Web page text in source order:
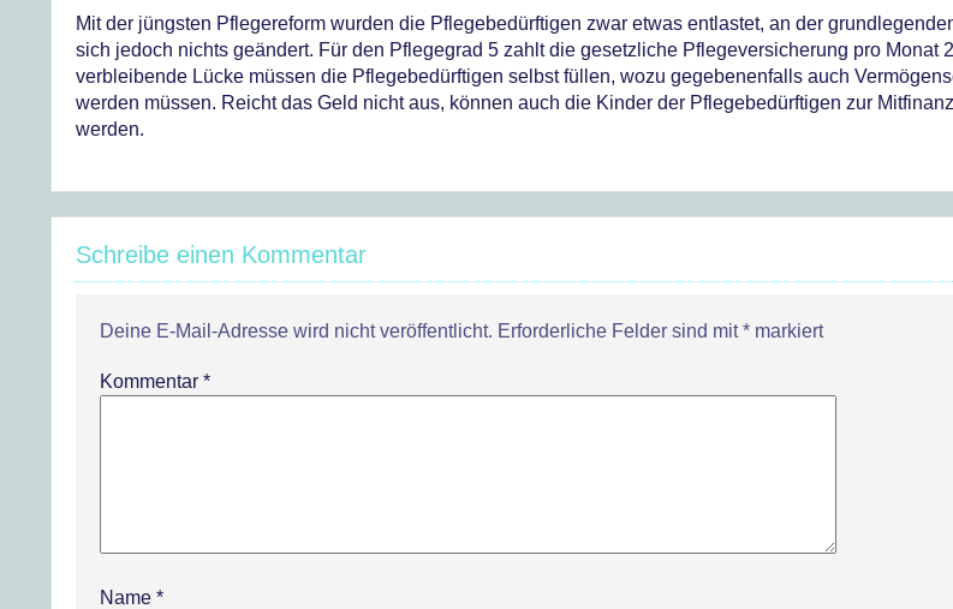
Mit der jüngsten Pflegereform wurden die Pflegebedürftigen zwar etwas entlastet, an der
sich jedoch nichts geändert. Für den Pflegegrad 5 zahlt die gesetzliche Pflegeversicherung pro Monat
verbleibende Lücke müssen die Pflegebedürftigen selbst füllen, wozu gegebenenfalls auch
werden müssen. Reicht das Geld nicht aus, können auch die Kinder der Pflegebedürftigen zur
werden.
Schreibe einen Kommentar
Deine E-Mail-Adresse wird nicht veröffentlicht. Erforderliche Felder sind mit* markiert
Kommentar *
Name *